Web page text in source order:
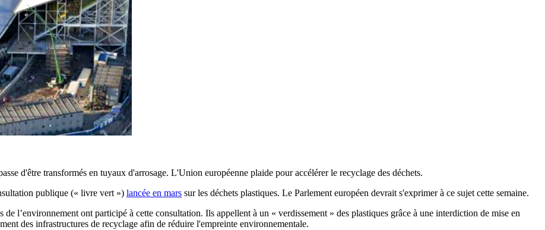
d'être transformés en tuyaux d'arrosage. L'Union européenne plaide pour accélérer le recyclage des déchets.
publique (« livre vert ») lancée en mars sur les déchets plastiques. Le Parlement européen devrait s'exprimer à ce sujet cette semaine.
l’environnement ont participé à cette consultation. Ils appellent à un « verdissement » des plastiques grâce à une interdiction de mise en
des infrastructures de recyclage afin de réduire l'empreinte environnementale.